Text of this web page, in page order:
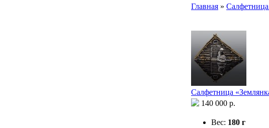
Главная »
Салфетница
140 000 р.
Вес: 180 г